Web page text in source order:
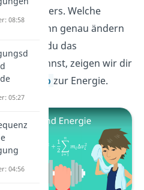
des Körpers. Welche
sich dann genau ändern
und wie du das
kannst, zeigen wir dir
Video zur Energie.
08:58
05:27
04:56